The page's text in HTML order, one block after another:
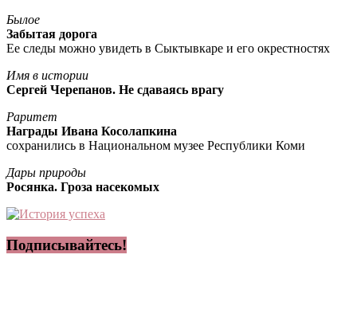
Былое
Забытая дорога
Ее следы можно увидеть в Сыктывкаре и его окрестностях
Имя в истории
Сергей Черепанов. Не сдаваясь врагу
Раритет
Награды Ивана Косолапкина
сохранились в Национальном музее Республики Коми
Дары природы
Росянка. Гроза насекомых
Подписывайтесь!